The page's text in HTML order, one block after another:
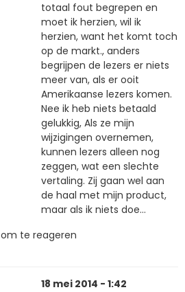
totaal fout begrepen en
moet ik herzien, wil ik
herzien, want het komt toch
op de markt., anders
begrijpen de lezers er niets
meer van, als er ooit
Amerikaanse lezers komen.
Nee ik heb niets betaald
gelukkig, Als ze mijn
wijzigingen overnemen,
kunnen lezers alleen nog
zeggen, wat een slechte
vertaling. Zij gaan wel aan
de haal met mijn product,
maar als ik niets doe...
om te reageren
18 mei 2014 - 1:42